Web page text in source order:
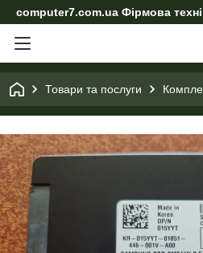
computer7.com.ua Фірмова
Товари та послуги